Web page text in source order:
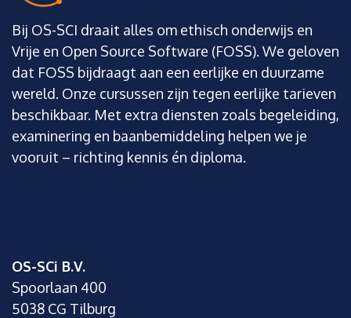
Bij OS-SCI draait alles om ethisch onderwijs en
Vrije en Open Source Software (FOSS). We geloven
dat FOSS bijdraagt aan een eerlijke en duurzame
wereld. Onze cursussen zijn tegen eerlijke tarieven
beschikbaar. Met extra diensten zoals begeleiding,
examinering en baanbemiddeling helpen we je
vooruit – richting kennis én diploma.
OS-SCi B.V.
Spoorlaan 400
5038 CG Tilburg